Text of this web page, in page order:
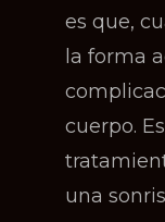
es que,
la forma
cuerpo.
una